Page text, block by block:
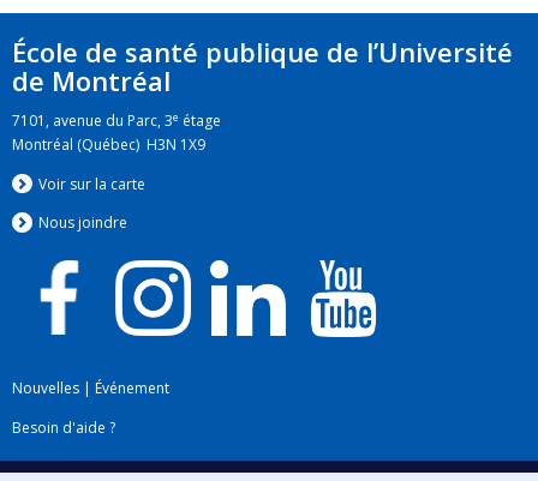
École de santé publique de l’Université
de Montréal
7101, avenue du Parc, 3e étage
Montréal (Québec) H3N 1X9
Voir sur la carte
Nous joindre
Nouvelles | Événement
Besoin d'aide ?
Plan du site|Accessibilité